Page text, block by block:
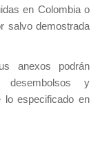
en Colombia o
salvo demostrada
anexos podrán
y
lo especificado en